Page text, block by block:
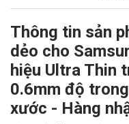
Thông tin sản
dẻo cho
hiệu Ultra Thin
0.6mm độ
xước - Hàng